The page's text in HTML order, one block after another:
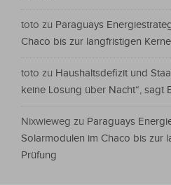
toto zu Paraguays
Chaco bis zur langfristigen
toto zu Haushaltsdefizit und
keine Lösung über Nacht“, sagt
Nixwieweg zu Paraguays
Solarmodulen im Chaco bis zur
Prüfung